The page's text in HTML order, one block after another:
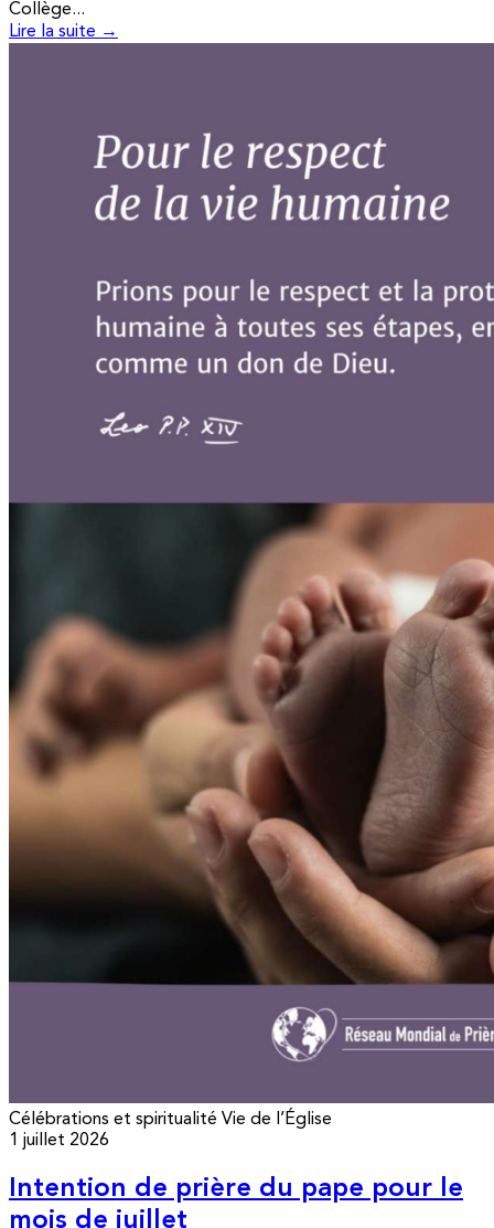
Collège...
Lire la suite →
Célébrations et spiritualité Vie de l’Église
1 juillet 2026
Intention de prière du pape pour le
mois de juillet